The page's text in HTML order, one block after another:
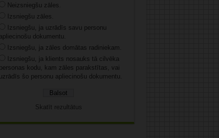
Neizsniegšu zāles.
Izsniegšu zāles.
Izsniegšu, ja uzrādīs savu personu
dokumentu.
Izsniegšu, ja zāles domātas radiniekam.
Izsniegšu, ja klients nosauks tā cilvēka
kodu, kam zāles parakstītas, vai
šo personu apliecinošu dokumentu.
Skatīt rezultātus